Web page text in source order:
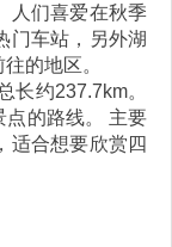
人们喜爱在秋季
门车站，另外湖
的地区。
长约237.7km。
点的路线。 主要
适合想要欣赏四